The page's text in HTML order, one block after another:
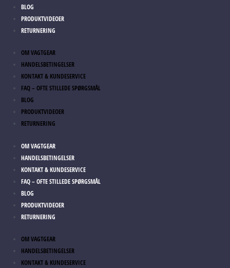
BLOG
PRODUKTVIDEOER
RETURNERING
OM VAGTGEAR
HANDELSBETINGELSER
KONTAKT & KUNDESERVICE
FAQ – OFTE STILLEDE SPØRGSMÅL
BLOG
PRODUKTVIDEOER
RETURNERING
OM VAGTGEAR
HANDELSBETINGELSER
KONTAKT & KUNDESERVICE
FAQ – OFTE STILLEDE SPØRGSMÅL
BLOG
PRODUKTVIDEOER
RETURNERING
OM VAGTGEAR
HANDELSBETINGELSER
KONTAKT & KUNDESERVICE